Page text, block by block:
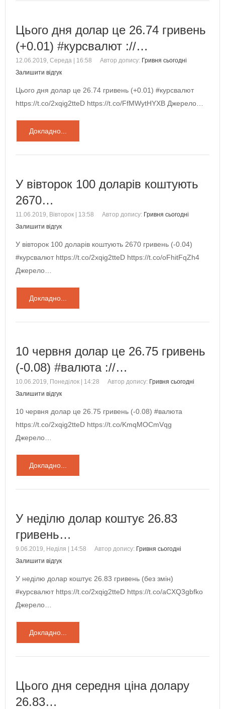
Цього дня долар це 26.74 гривень
(+0.01) #курсвалют ://…
12.06.2019, Середа | 16:58 Автор допису: Гривня сьогодні
Залишити відгук
Цього дня долар це 26.74 гривень (+0.01) #курсвалют
https://t.co/2xqig2tteD https://t.co/FfMWytHYXB Джерело…
Докладно...
У вівторок 100 доларів коштують
2670…
11.06.2019, Вівторок | 13:58 Автор допису: Гривня сьогодні
Залишити відгук
У вівторок 100 доларів коштують 2670 гривень (-0.04)
#курсвалют https://t.co/2xqig2tteD https://t.co/oFhitFqZh4
Джерело…
Докладно...
10 червня долар це 26.75 гривень
(-0.08) #валюта ://…
10.06.2019, Понеділок | 14:28 Автор допису: Гривня сьогодні
Залишити відгук
10 червня долар це 26.75 гривень (-0.08) #валюта
https://t.co/2xqig2tteD https://t.co/KmqMOCmVqg
Джерело…
Докладно...
У неділю долар коштує 26.83
гривень…
9.06.2019, Неділя | 14:58 Автор допису: Гривня сьогодні
Залишити відгук
У неділю долар коштує 26.83 гривень (без змін)
#курсвалют https://t.co/2xqig2tteD https://t.co/aCXQ3gbfko
Джерело…
Докладно...
Цього дня середня ціна долару
26.83…